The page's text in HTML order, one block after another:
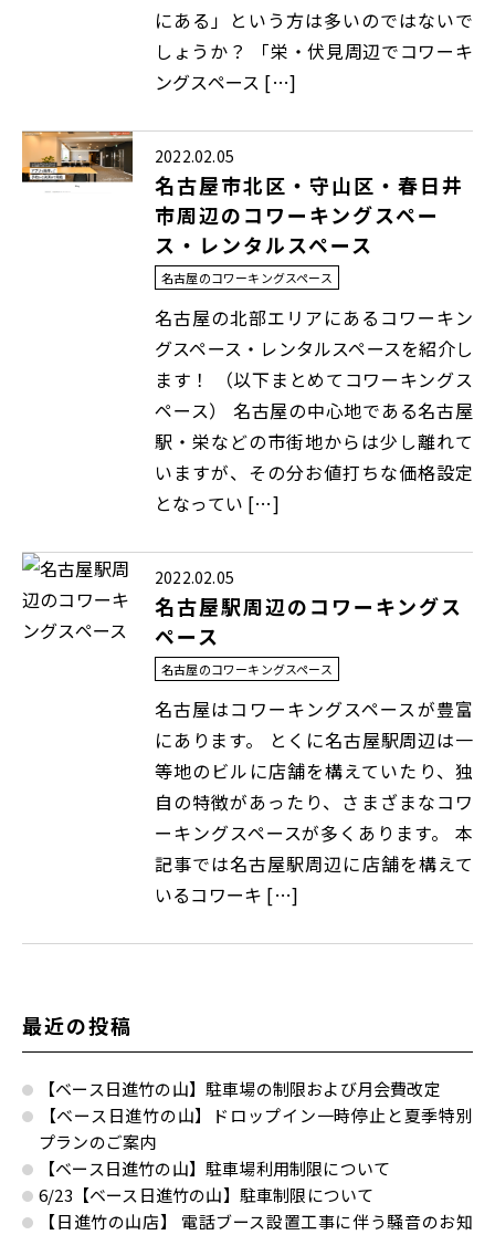
にある」という方は多いのではないで
しょうか？ 「栄・伏見周辺でコワーキ
ングスペース […]
2022.02.05
名古屋市北区・守山区・春日井
市周辺のコワーキングスペー
ス・レンタルスペース
名古屋のコワーキングスペース
名古屋の北部エリアにあるコワーキン
グスペース・レンタルスペースを紹介し
ます！ （以下まとめてコワーキングス
ペース） 名古屋の中心地である名古屋
駅・栄などの市街地からは少し離れて
いますが、その分お値打ちな価格設定
となってい […]
2022.02.05
名古屋駅周辺のコワーキングス
ペース
名古屋のコワーキングスペース
名古屋はコワーキングスペースが豊富
にあります。 とくに名古屋駅周辺は一
等地のビルに店舗を構えていたり、独
自の特徴があったり、さまざまなコワ
ーキングスペースが多くあります。 本
記事では名古屋駅周辺に店舗を構えて
いるコワーキ […]
最近の投稿
【ベース日進竹の山】駐車場の制限および月会費改定
【ベース日進竹の山】ドロップイン一時停止と夏季特別
プランのご案内
【ベース日進竹の山】駐車場利用制限について
6/23【ベース日進竹の山】駐車制限について
【日進竹の山店】 電話ブース設置工事に伴う騒音のお知